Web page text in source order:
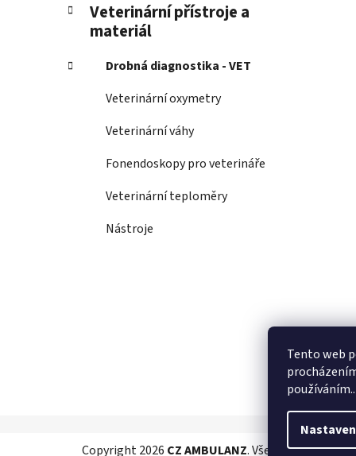
Tento web
Veterinární přístroje a
materiál
Drobná diagnostika - VET
Veterinární oxymetry
Veterinární váhy
Fonendoskopy pro veterináře
Veterinární teploměry
Nástroje
Copyright 2026 CZ AMBULANZ. Všechna práva